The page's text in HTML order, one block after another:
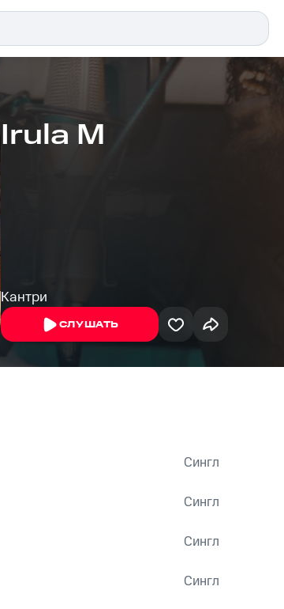
Irula M
Кантри
СЛУШАТЬ
Сингл
Сингл
Сингл
Сингл